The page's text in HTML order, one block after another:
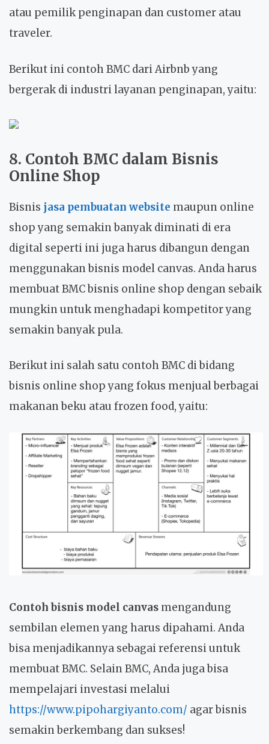
atau pemilik penginapan dan customer atau
traveler.
Berikut ini contoh BMC dari Airbnb yang
bergerak di industri layanan penginapan, yaitu:
8. Contoh BMC dalam Bisnis
Online Shop
Bisnis jasa pembuatan website maupun online
shop yang semakin banyak diminati di era
digital seperti ini juga harus dibangun dengan
menggunakan bisnis model canvas. Anda harus
membuat BMC bisnis online shop dengan sebaik
mungkin untuk menghadapi kompetitor yang
semakin banyak pula.
Berikut ini salah satu contoh BMC di bidang
bisnis online shop yang fokus menjual berbagai
makanan beku atau frozen food, yaitu:
Contoh bisnis model canvas mengandung
sembilan elemen yang harus dipahami. Anda
bisa menjadikannya sebagai referensi untuk
membuat BMC. Selain BMC, Anda juga bisa
mempelajari investasi melalui
https://www.pipohargiyanto.com/ agar bisnis
semakin berkembang dan sukses!